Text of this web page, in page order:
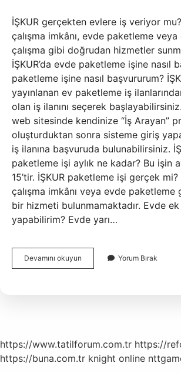
İŞKUR gerçekten evlere iş veriyor
çalışma imkânı, evde paketleme
çalışma gibi doğrudan hizmetler
İŞKUR’da evde paketleme işine nasıl
paketleme işine nasıl başvururum?
yayınlanan ev paketleme iş
olan iş ilanını seçerek
web sitesinde kendinize “İş Arayan”
oluşturduktan sonra sisteme giriş
iş ilanına başvuruda bulunabilirsiniz.
paketleme işi aylık ne kadar? Bu işin
15’tir. İŞKUR paketleme işi gerçek mi?
çalışma imkânı veya evde
bir hizmeti bulunmamaktadır. Evde
yapabilirim? Evde yarı…
Devamını okuyun
Evde
Yorum Bırak
https://www.tatilforum.com.tr https://
https://buna.com.tr knight online